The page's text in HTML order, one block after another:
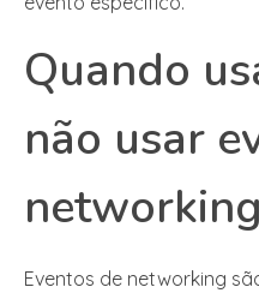
Quando
não usar
networking
Eventos de networking